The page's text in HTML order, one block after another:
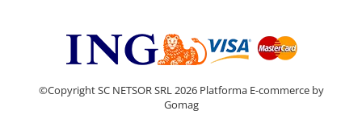
©Copyright SC NETSOR SRL 2026 Platforma E-commerce by
Gomag